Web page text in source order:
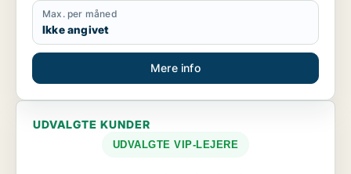
Max. per måned
Ikke angivet
Mere info
UDVALGTE KUNDER
UDVALGTE VIP-LEJERE